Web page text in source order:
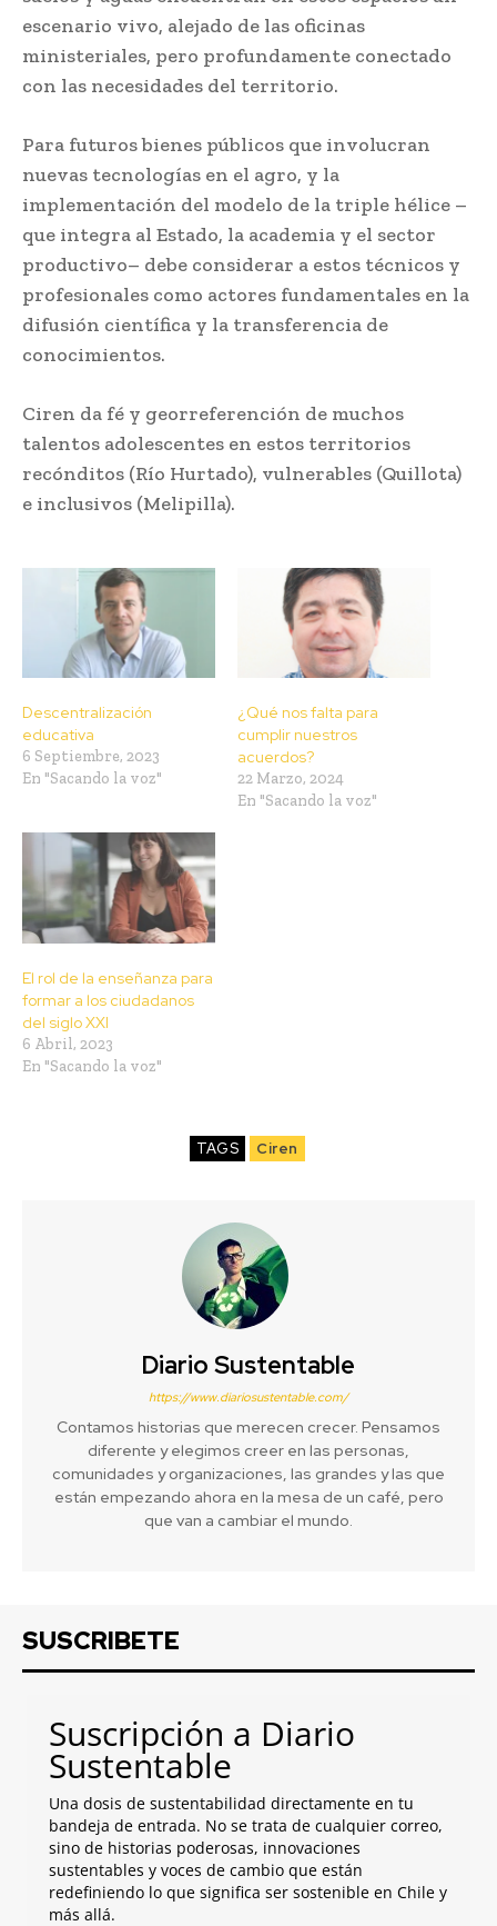
escenario vivo, alejado de las oficinas
ministeriales, pero profundamente conectado
con las necesidades del territorio.
Para futuros bienes públicos que involucran
nuevas tecnologías en el agro, y la
implementación del modelo de la triple hélice –
que integra al Estado, la academia y el sector
productivo– debe considerar a estos técnicos y
profesionales como actores fundamentales en la
difusión científica y la transferencia de
conocimientos.
Ciren da fé y georreferención de muchos
talentos adolescentes en estos territorios
recónditos (Río Hurtado), vulnerables (Quillota)
e inclusivos (Melipilla).
Descentralización
educativa
6 Septiembre, 2023
En "Sacando la voz"
¿Qué nos falta para
cumplir nuestros
acuerdos?
22 Marzo, 2024
En "Sacando la voz"
El rol de la enseñanza para
formar a los ciudadanos
del siglo XXI
6 Abril, 2023
En "Sacando la voz"
TAGS Ciren
Diario Sustentable
https://www.diariosustentable.com/
Contamos historias que merecen crecer. Pensamos
diferente y elegimos creer en las personas,
comunidades y organizaciones, las grandes y las que
están empezando ahora en la mesa de un café, pero
que van a cambiar el mundo.
SUSCRIBETE
Suscripción a Diario
Sustentable
Una dosis de sustentabilidad directamente en tu
bandeja de entrada. No se trata de cualquier correo,
sino de historias poderosas, innovaciones
sustentables y voces de cambio que están
redefiniendo lo que significa ser sostenible en Chile y
más allá.